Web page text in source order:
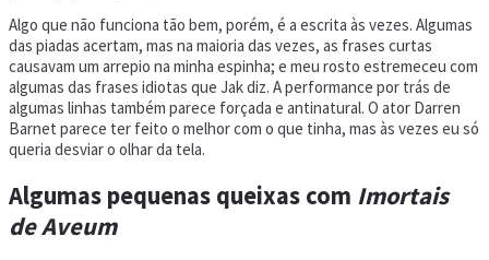
Algo que não funciona tão bem, porém, é a escrita às vezes. Algumas
das piadas acertam, mas na maioria das vezes, as frases curtas
causavam um arrepio na minha espinha; e meu rosto estremeceu com
algumas das frases idiotas que Jak diz. A performance por trás de
algumas linhas também parece forçada e antinatural. O ator Darren
Barnet parece ter feito o melhor com o que tinha, mas às vezes eu só
queria desviar o olhar da tela.
Algumas pequenas queixas com Imortais
de Aveum